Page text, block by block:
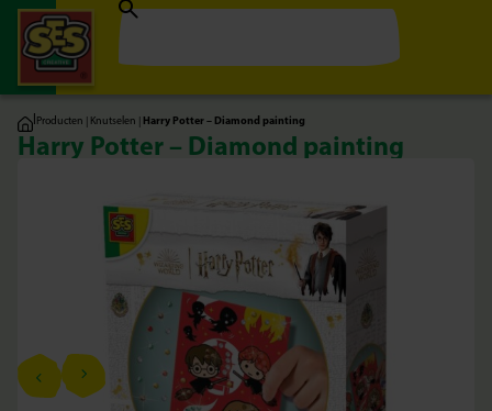
|Producten | Knutselen | Harry Potter – Diamond painting
Harry Potter – Diamond painting